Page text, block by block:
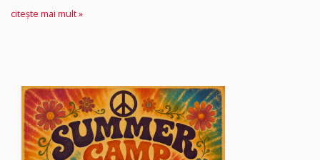
citește mai mult »